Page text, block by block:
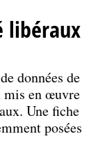
libéraux
données de
mis en œuvre
Une fiche
posées